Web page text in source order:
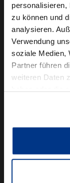
personalisieren,
zu können und
analysieren.
Verwendung
soziale Medien,
Partner führen
weiteren Daten
Für
Audi Business
BMW
Volkswagen
Autowelt
News & Events
Ausbildung